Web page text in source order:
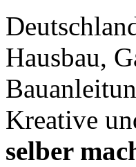
Hausbau,
Kreative
selber